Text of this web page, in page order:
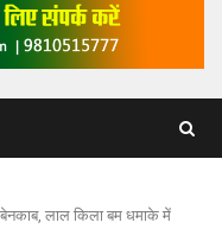
बेनकाब, लाल किला बम धमाके में